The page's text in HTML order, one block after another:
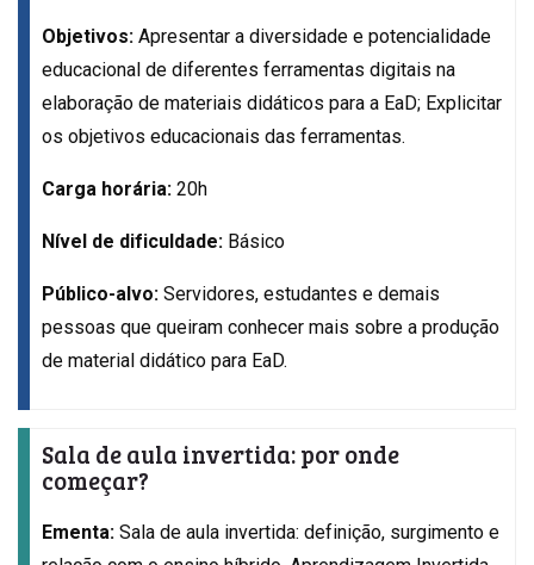
Objetivos: Apresentar a diversidade e potencialidade
educacional de diferentes ferramentas digitais na
elaboração de materiais didáticos para a EaD; Explicitar
os objetivos educacionais das ferramentas.
Carga horária: 20h
Nível de dificuldade: Básico
Público-alvo: Servidores, estudantes e demais
pessoas que queiram conhecer mais sobre a produção
de material didático para EaD.
Sala de aula invertida: por onde
começar?
Ementa: Sala de aula invertida: definição, surgimento e